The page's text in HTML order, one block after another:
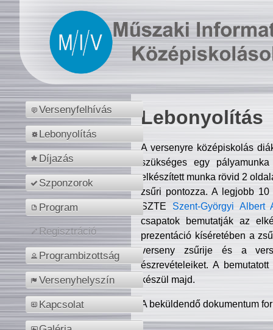
Versenyfelhívás
Lebonyolítás
Díjazás
Szponzorok
Program
Regisztráció
Programbizottság
Versenyhelyszín
Kapcsolat
Lebonyolítás
A versenyre középiskolás
szükséges egy
elkészített munka rövid 2
zsűri pontozza. A legjobb
SZTE Szent-Györgyi Albert
csapatok bemutatják az
prezentáció kíséretében a
verseny zsűrije és a
észrevételeiket. A
készül majd.
A beküldendő dokumentum